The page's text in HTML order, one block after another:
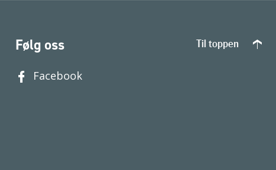
Følg oss
Facebook
Til toppen